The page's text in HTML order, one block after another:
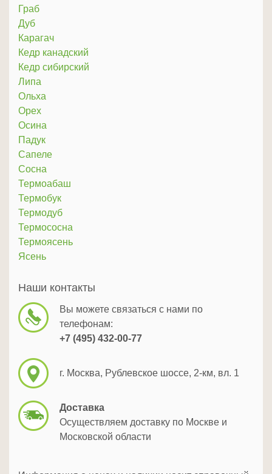
Граб
Дуб
Карагач
Кедр канадский
Кедр сибирский
Липа
Ольха
Орех
Осина
Падук
Сапеле
Сосна
Термоабаш
Термобук
Термодуб
Термососна
Термоясень
Ясень
Наши контакты
Вы можете связаться с нами по
телефонам:
+7 (495) 432-00-77
г. Москва, Рублевское шоссе, 2-км, вл. 1
Доставка
Осуществляем доставку по Москве и
Московской области